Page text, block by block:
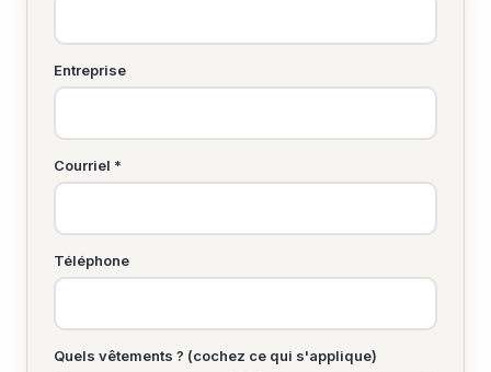
Entreprise
Courriel *
Téléphone
Quels vêtements ? (cochez ce qui s'applique)